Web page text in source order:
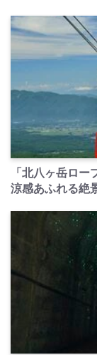
「北八ヶ岳ロー
涼感あふれる絶